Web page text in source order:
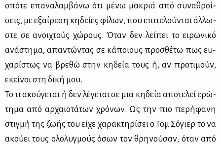
οπό­τε επα­να­λαμ­βά­νω ότι μέ­νω μα­κριά από συ­να­θροί­
σεις, με εξαί­ρε­ση κη­δεί­ες φί­λων, που επι­τε­λού­νται άλ­λω­
στε σε ανοι­χτούς χώ­ρους. Όταν δεν λεί­πει το ει­ρω­νι­κό
ανά­στη­μα, απα­ντώ­ντας σε κά­ποιους προ­σθέ­τω πως ευ­
χα­ρί­στως να βρε­θώ στην κη­δεία τους ή, αν προ­τι­μούν,
εκεί­νοι στη δι­κή μου.
Το τι ακού­γε­ται ή δεν λέ­γε­ται σε μια κη­δεία απο­τε­λεί ερώ­
τη­μα από αρ­χαιο­τά­των χρό­νων. Ως την πιο πε­ρή­φα­νη
στιγ­μή της ζω­ής του εί­χε χα­ρα­κτη­ρί­σει ο Τομ Σό­γιερ το να
ακού­ει τους ολο­λυγ­μούς όσων τον θρη­νού­σαν, όταν από